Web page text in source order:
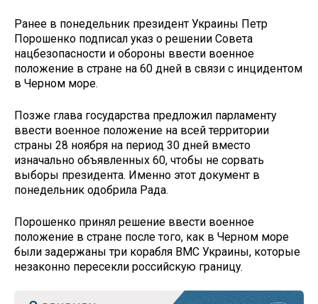
Ранее в понедельник президент Украины Петр
Порошенко подписал указ о решении Совета
нацбезопасности и обороны ввести военное
положение в стране на 60 дней в связи с инцидентом
в Черном море.
Позже глава государства предложил парламенту
ввести военное положение на всей территории
страны 28 ноября на период 30 дней вместо
изначально объявленных 60, чтобы не сорвать
выборы президента. Именно этот документ в
понедельник одобрила Рада.
Порошенко принял решение ввести военное
положение в стране после того, как в Черном море
были задержаны три корабля ВМС Украины, которые
незаконно пересекли российскую границу.